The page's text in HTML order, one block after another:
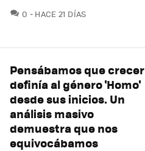
0 COMENTARIOS
HACE 21 DÍAS
Pensábamos que crecer
definía al género 'Homo'
desde sus inicios. Un
análisis masivo
demuestra que nos
equivocábamos